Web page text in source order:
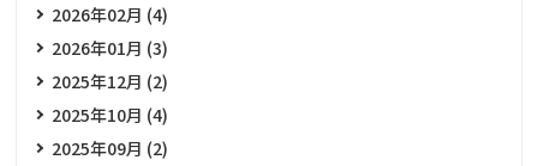
2026年02月 (4)
2026年01月 (3)
2025年12月 (2)
2025年10月 (4)
2025年09月 (2)